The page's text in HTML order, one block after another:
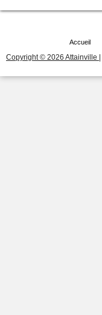
Accueil
Copyright © 2026 Attainville |